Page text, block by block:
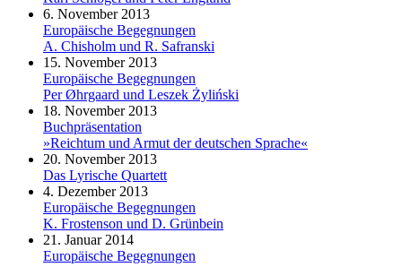
6. November 2013
Europäische Begegnungen
A. Chisholm und R. Safranski
15. November 2013
Europäische Begegnungen
Per Øhrgaard und Leszek Żyliński
18. November 2013
Buchpräsentation
»Reichtum und Armut der deutschen Sprache«
20. November 2013
Das Lyrische Quartett
4. Dezember 2013
Europäische Begegnungen
K. Frostenson und D. Grünbein
21. Januar 2014
Europäische Begegnungen